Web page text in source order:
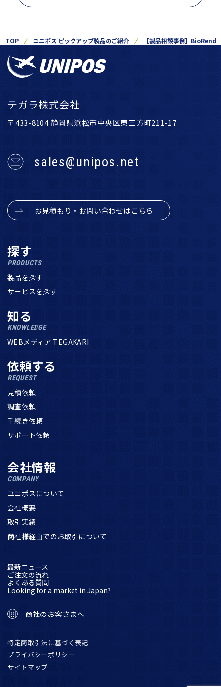
TOP ユニポス ピックアップ製品のご紹介 【製品相談事例】
テガラ株式会社
〒433-8104 静岡県浜松市中央区東三方町211-17
sales@unipos.net
お見積もり・お問い合わせはこちら
探す
PRODUCTS
製品を探す
サービスを探す
知る
KNOWLEDGE
WEBメディア TEGAKARI
依頼する
REQUEST
見積依頼
調査依頼
手続き依頼
サポート依頼
会社情報
COMPANY
ユニポスについて
会社概要
取引実績
商社様経由でのお取引について
最新ニュース
ご注文の流れ
よくある質問
Looking for a market in Japan?
商社のお客さまへ
特定商取引法に基づく表記
プライバシーポリシー
サイトマップ